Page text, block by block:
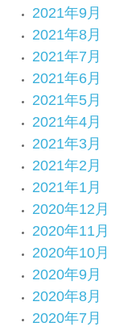
2021年9月
2021年8月
2021年7月
2021年6月
2021年5月
2021年4月
2021年3月
2021年2月
2021年1月
2020年12月
2020年11月
2020年10月
2020年9月
2020年8月
2020年7月